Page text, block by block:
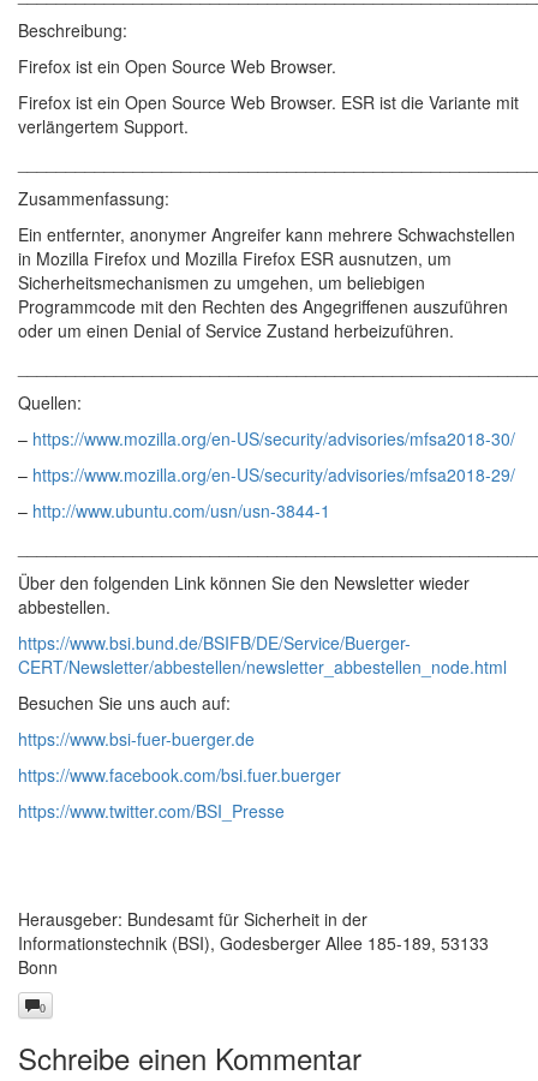
Beschreibung:
Firefox ist ein Open Source Web Browser.
Firefox ist ein Open Source Web Browser. ESR ist die Variante mit
verlängertem Support.
Zusammenfassung:
Ein entfernter, anonymer Angreifer kann mehrere Schwachstellen
in Mozilla Firefox und Mozilla Firefox ESR ausnutzen, um
Sicherheitsmechanismen zu umgehen, um beliebigen
Programmcode mit den Rechten des Angegriffenen auszuführen
oder um einen Denial of Service Zustand herbeizuführen.
Quellen:
– https://www.mozilla.org/en-US/security/advisories/mfsa2018-30/
– https://www.mozilla.org/en-US/security/advisories/mfsa2018-29/
– http://www.ubuntu.com/usn/usn-3844-1
Über den folgenden Link können Sie den Newsletter wieder
abbestellen.
https://www.bsi.bund.de/BSIFB/DE/Service/Buerger-
CERT/Newsletter/abbestellen/newsletter_abbestellen_node.html
Besuchen Sie uns auch auf:
https://www.bsi-fuer-buerger.de
https://www.facebook.com/bsi.fuer.buerger
https://www.twitter.com/BSI_Presse
Herausgeber: Bundesamt für Sicherheit in der
Informationstechnik (BSI), Godesberger Allee 185-189, 53133
Bonn
0
Schreibe einen Kommentar